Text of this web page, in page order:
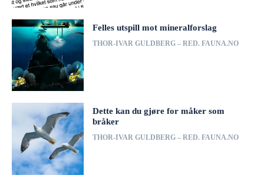
Felles utspill mot mineralforslag
THOR-IVAR GULDBERG – RED. FAUNA.NO
Dette kan du gjøre for måker som
bråker
THOR-IVAR GULDBERG – RED. FAUNA.NO